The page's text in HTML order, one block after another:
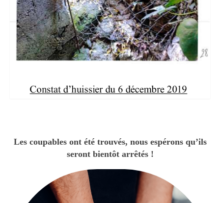
ACTUALITÉS DU JOUR
Dimanche de
Pentecôte
Suite Invitation
Cérémonie du
Souvenir
Les coupables ont été trouvés, nous espérons qu’ils
seront bientôt arrêtés !